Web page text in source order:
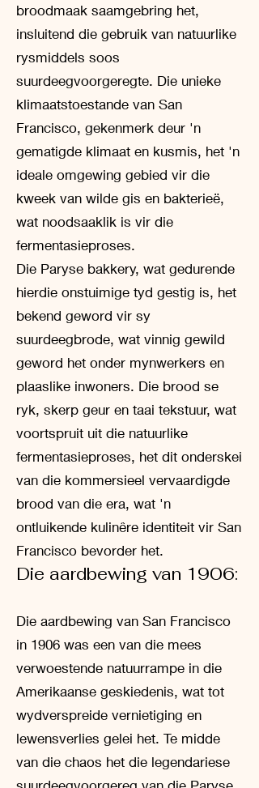
broodmaak saamgebring het,
insluitend die gebruik van natuurlike
rysmiddels soos
suurdeegvoorgeregte. Die unieke
klimaatstoestande van San
Francisco, gekenmerk deur 'n
gematigde klimaat en kusmis, het 'n
ideale omgewing gebied vir die
kweek van wilde gis en bakterieë,
wat noodsaaklik is vir die
fermentasieproses.
Die Paryse bakkery, wat gedurende
hierdie onstuimige tyd gestig is, het
bekend geword vir sy
suurdeegbrode, wat vinnig gewild
geword het onder mynwerkers en
plaaslike inwoners. Die brood se
ryk, skerp geur en taai tekstuur, wat
voortspruit uit die natuurlike
fermentasieproses, het dit onderskei
van die kommersieel vervaardigde
brood van die era, wat 'n
ontluikende kulinêre identiteit vir San
Francisco bevorder het.
Die aardbewing van 1906:
Die aardbewing van San Francisco
in 1906 was een van die mees
verwoestende natuurrampe in die
Amerikaanse geskiedenis, wat tot
wydverspreide vernietiging en
lewensverlies gelei het. Te midde
van die chaos het die legendariese